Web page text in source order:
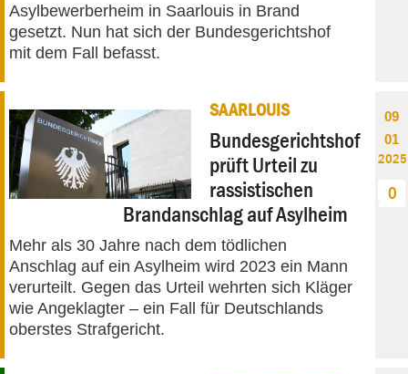
Asylbewerberheim in Saarlouis in Brand
gesetzt. Nun hat sich der Bundesgerichtshof
mit dem Fall befasst.
SAARLOUIS
Bundesgerichtshof
prüft Urteil zu
rassistischen
Brandanschlag auf Asylheim
Mehr als 30 Jahre nach dem tödlichen
Anschlag auf ein Asylheim wird 2023 ein Mann
verurteilt. Gegen das Urteil wehrten sich Kläger
wie Angeklagter – ein Fall für Deutschlands
oberstes Strafgericht.
09
01
2025
0